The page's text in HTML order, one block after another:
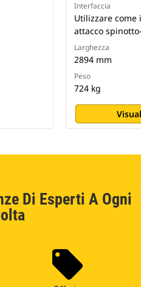
Interfaccia
Utilizzare
attacco
Larghezza
2894 mm
Peso
724 kg
Di Esperti A Ogni